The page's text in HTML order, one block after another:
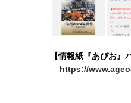
【情報紙『あぴお』
https://